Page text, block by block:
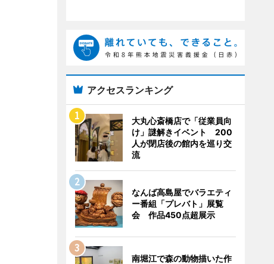
アクセスランキング
大丸心斎橋店で「従業員向
け」謎解きイベント 200
人が閉店後の館内を巡り交
流
なんば高島屋でバラエティ
ー番組「プレバト」展覧
会 作品450点超展示
南堀江で森の動物描いた作